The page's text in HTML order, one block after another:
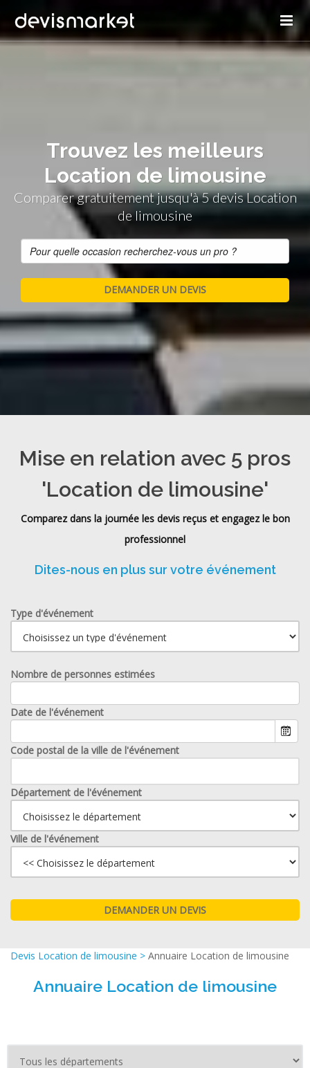
Trouvez les meilleurs
Location de limousine
Comparer gratuitement jusqu'à 5 devis Location
de limousine
Mise en relation avec 5 pros
'Location de limousine'
Comparez dans la journée les devis reçus et engagez le bon
professionnel
Dites-nous en plus sur votre événement
Type d'événement
Nombre de personnes estimées
Date de l'événement
Code postal de la ville de l'événement
Département de l'événement
Ville de l'événement
Devis Location de limousine > Annuaire Location de limousine
Annuaire Location de limousine